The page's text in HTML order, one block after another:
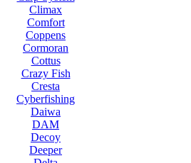
Climax
Comfort
Coppens
Cormoran
Cottus
Crazy Fish
Cresta
Cyberfishing
Daiwa
DAM
Decoy
Deeper